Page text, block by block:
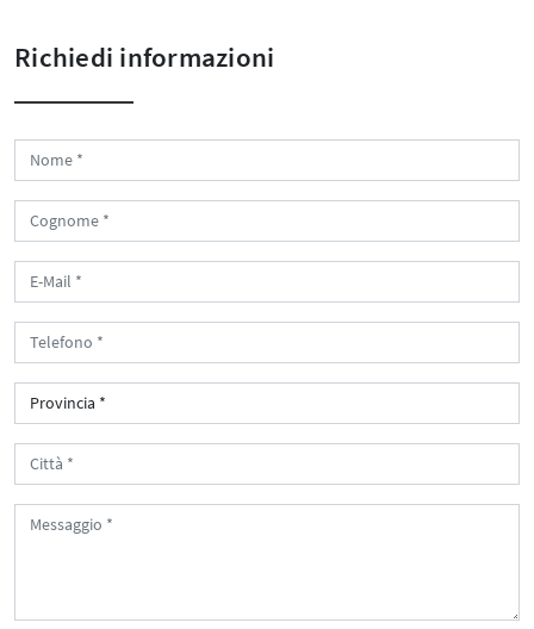
Richiedi informazioni